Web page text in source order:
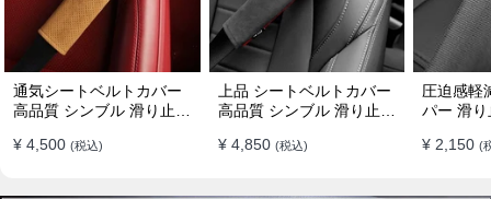
通気シートベルトカバー
高品質 シンブル 滑り止め
軽減
¥ 4,500 (税込)
上品 シートベルトカバー
高品質 シンブル 滑り止め
¥ 4,850 (税込)
圧迫感軽
パー 滑
適 2個セ
¥ 2,150 (